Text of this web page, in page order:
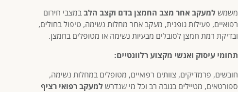
משמש למעקב אחר מצב החמצן בדם וקצב הלבבמצבי חירום
רפואיים, פעילות גופנית, מעקב אחר מחלות נשימה, טיפול בחולים,
ובדיקת רמת חמצן לסובלים מבעיות נשימה או מטופלים בחמצן.
תחומי עיסוק ואנשי מקצוע רלוונטיים:
חובשים, פרמדיקים, צוותים רפואיים, מטופלים במחלות נשימה,
ספורטאים, מטיילים בגובה רב וכל מי שנדרש למעקב רפואי רציף